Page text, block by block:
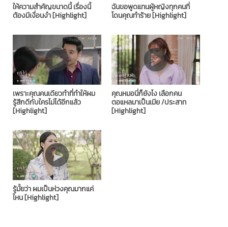
ให้ความสำคัญขนาดนี้ เรื่องนี้
ต้องมีเงื่อนงำ [Highlight]
ฉันขอพูดแทนผู้หญิงทุกคนที่
โดนคุณทำร้าย [Highlight]
เพราะคุณคนเดียวทำที่ทำให้ผม
รู้สึกดีกับใครไม่ได้อีกแล้ว
[Highlight]
คุณหมอนี่ก็ยังไง เลือกคน
ตอแหลมาเป็นเมีย /ประสาท
[Highlight]
รู้มั้ยว่า ผมเป็นห่วงคุณมากแค่
ไหน [Highlight]